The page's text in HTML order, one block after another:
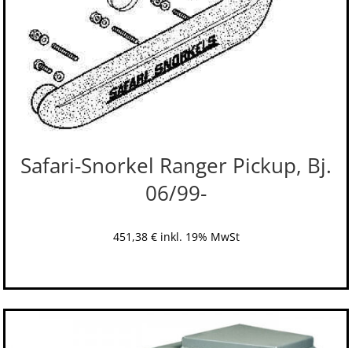
Safari-Snorkel Ranger Pickup, Bj.
06/99-
451,38 € inkl. 19% MwSt